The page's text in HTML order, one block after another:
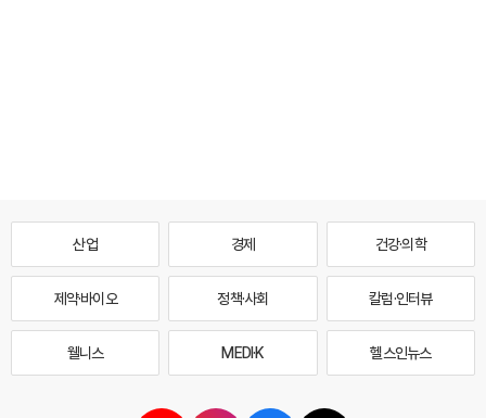
산업 경제 건강·의학
제약·바이오 정책·사회 칼럼·인터뷰
웰니스 MEDI·K 헬스인뉴스